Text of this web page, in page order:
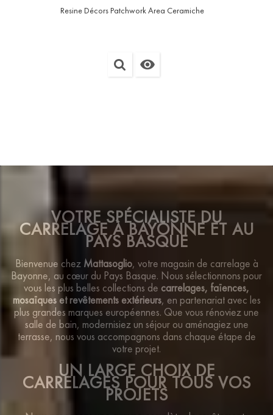
Resine Décors Patchwork Area Ceramiche

VOTRE SPÉCIALISTE DU
CARRELAGE À BAYONNE ET AU
PAYS BASQUE
Bienvenue chez Mattasoglio, votre magasin de carrelage à
Bayonne, au cœur du Pays Basque. Nous sélectionnons pour
vous les plus belles collections de carrelages, faïences,
mosaïques et revêtements extérieurs, en partenariat avec les
plus grandes marques européennes. Que vous rénoviez une
salle de bain, modernisiez un séjour ou aménagiez une
terrasse, nous vous accompagnons dans chaque étape de
votre projet.
UN LARGE CHOIX DE
CARRELAGES POUR TOUS VOS
PROJETS